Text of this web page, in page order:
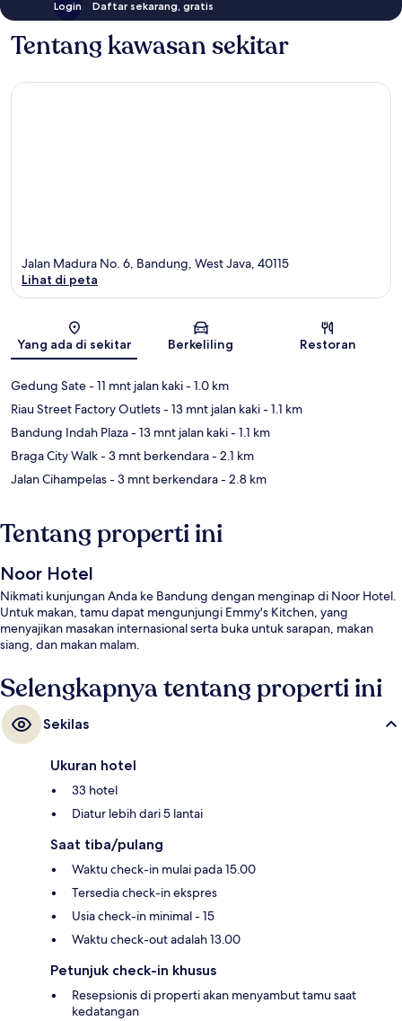
Login Daftar sekarang, gratis
Tentang kawasan sekitar
Peta
Jalan Madura No. 6, Bandung, West Java, 40115
Lihat di peta
Yang ada di sekitar Berkeliling Restoran
Gedung Sate- 11 mnt jalan kaki- 1.0 km
Riau Street Factory Outlets- 13 mnt jalan kaki- 1.1 km
Bandung Indah Plaza- 13 mnt jalan kaki- 1.1 km
Braga City Walk- 3 mnt berkendara- 2.1 km
Jalan Cihampelas- 3 mnt berkendara- 2.8 km
Tentang properti ini
Noor Hotel
Nikmati kunjungan Anda ke Bandung dengan menginap di Noor Hotel.
Untuk makan, tamu dapat mengunjungi Emmy's Kitchen, yang
menyajikan masakan internasional serta buka untuk sarapan, makan
siang, dan makan malam.
Selengkapnya tentang properti ini
Sekilas
Ukuran hotel
33 hotel
Diatur lebih dari 5 lantai
Saat tiba/pulang
Waktu check-in mulai pada 15.00
Tersedia check-in ekspres
Usia check-in minimal - 15
Waktu check-out adalah 13.00
Petunjuk check-in khusus
Resepsionis di properti akan menyambut tamu saat
kedatangan